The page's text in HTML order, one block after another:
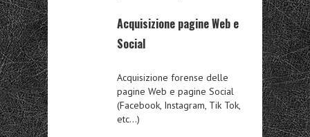
Acquisizione pagine Web e
Social
Acquisizione forense delle
pagine Web e pagine Social
(Facebook, Instagram, Tik Tok,
etc…)